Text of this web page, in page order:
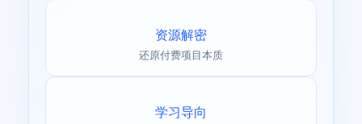
资源解密
还原付费项目本质
学习导向